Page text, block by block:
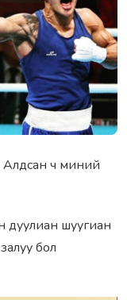
Алдсан ч миний
шуугиан
бол